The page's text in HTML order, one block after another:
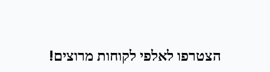
הצטרפו לאלפי לקוחות מרוצים!